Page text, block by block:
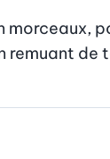
morceaux,
remuant